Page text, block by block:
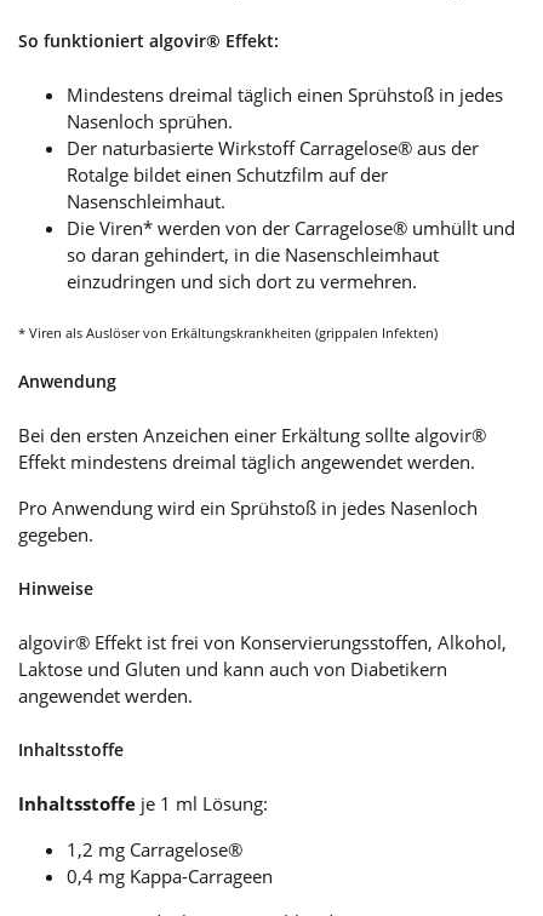
So funktioniert algovir® Effekt:
Mindestens dreimal täglich einen Sprühstoß in jedes
Nasenloch sprühen.
Der naturbasierte Wirkstoff Carragelose® aus der
Rotalge bildet einen Schutzfilm auf der
Nasenschleimhaut.
Die Viren* werden von der Carragelose® umhüllt und
so daran gehindert, in die Nasenschleimhaut
einzudringen und sich dort zu vermehren.
* Viren als Auslöser von Erkältungskrankheiten (grippalen Infekten)
Anwendung
Bei den ersten Anzeichen einer Erkältung sollte algovir®
Effekt mindestens dreimal täglich angewendet werden.
Pro Anwendung wird ein Sprühstoß in jedes Nasenloch
gegeben.
Hinweise
algovir® Effekt ist frei von Konservierungsstoffen, Alkohol,
Laktose und Gluten und kann auch von Diabetikern
angewendet werden.
Inhaltsstoffe
Inhaltsstoffe je 1 ml Lösung:
1,2 mg Carragelose®
0,4 mg Kappa-Carrageen